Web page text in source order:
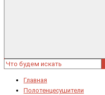
Главная
Полотенцесушители